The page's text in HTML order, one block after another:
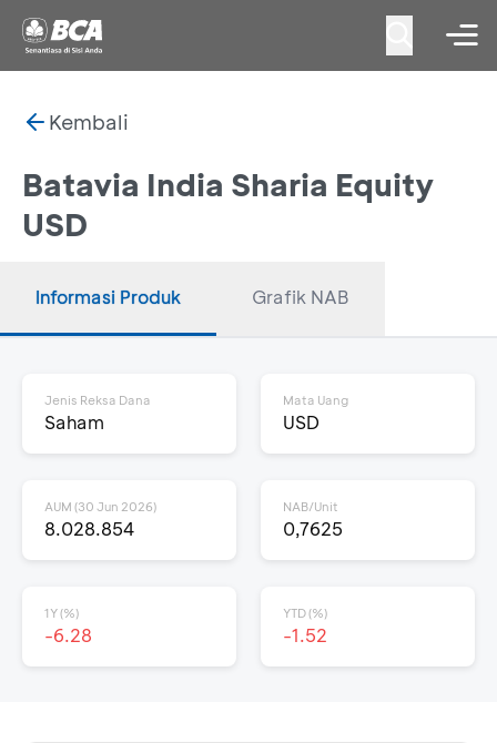
Kembali
Batavia India Sharia Equity
USD
Informasi Produk Grafik NAB
Jenis Reksa Dana
Saham
Mata Uang
USD
AUM (30 Jun 2026)
8.028.854
NAB/Unit
0,7625
1Y (%)
-6.28
YTD (%)
-1.52